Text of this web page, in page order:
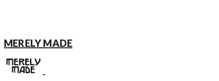
MERELY MADE